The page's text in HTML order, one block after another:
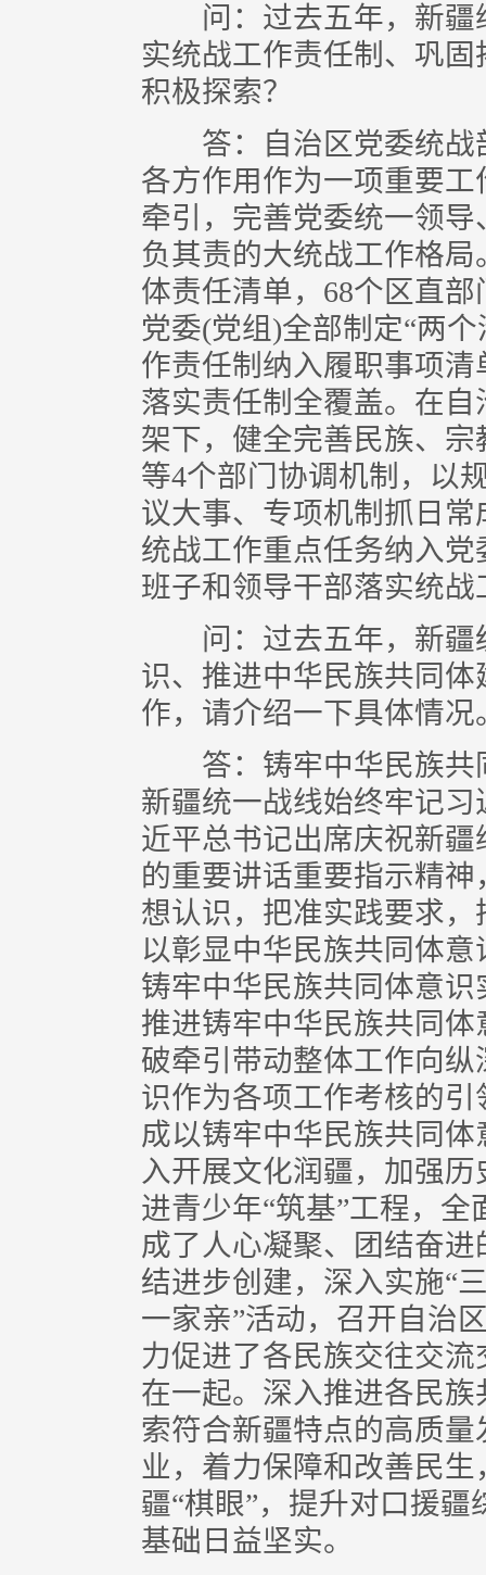
问：过去五年，新疆
实统战工作责任制、巩
积极探索？
答：自治区党委统战
各方作用作为一项重要
牵引，完善党委统一领
负其责的大统战工作格
体责任清单，68个区直
党委(党组)全部制定“两
作责任制纳入履职事项
落实责任制全覆盖。在
架下，健全完善民族、
等4个部门协调机制，以
议大事、专项机制抓日
统战工作重点任务纳入
班子和领导干部落实统
问：过去五年，新疆
识、推进中华民族共同
作，请介绍一下具体情况
答：铸牢中华民族共
新疆统一战线始终牢记
近平总书记出席庆祝新
的重要讲话重要指示精
想认识，把准实践要求
以彰显中华民族共同体
铸牢中华民族共同体意
推进铸牢中华民族共同
破牵引带动整体工作向
识作为各项工作考核的
成以铸牢中华民族共同
入开展文化润疆，加强
进青少年“筑基”工程，
成了人心凝聚、团结奋
结进步创建，深入实施“
一家亲”活动，召开自治
力促进了各民族交往交
在一起。深入推进各民
索符合新疆特点的高质
业，着力保障和改善民
疆“棋眼”，提升对口援
基础日益坚实。